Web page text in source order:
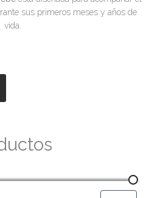
sus primeros meses y años de
vida.